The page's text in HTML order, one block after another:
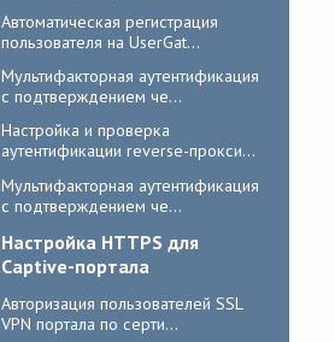
Автоматическая регистрация
пользователя на UserGat...
Мультифакторная аутентификация
с подтверждением че...
Настройка и проверка
аутентификации reverse-прокси...
Мультифакторная аутентификация
с подтверждением че...
Настройка HTTPS для
Captive-портала
Авторизация пользователей SSL
VPN портала по серти...